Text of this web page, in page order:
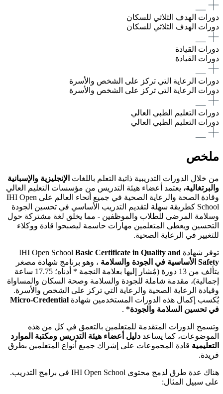
دورات الهدف الثلاثي للسكان
دورات الهدف الثلاثي للسكان
دورات القيادة
دورات القيادة
دورات الرعاية التي تركز على الشخص والأسرة
دورات الرعاية التي تركز على الشخص والأسرة
دورات التعليم الطبي العالي
دورات التعليم الطبي العالي
ملخص
من خلال الدورات التدريبية ذاتية التعلم باللغات الإنجليزية والإسبانية
والبرتغالية، يعتمد أعضاء هيئة التدريس من مؤسسات التعليم العالي
وقادة الصحة والرعاية الصحية في جميع أنحاء العالم على IHI Open
School كطريقة سهلة لتقديم التدريب الأساسي في تحسين الجودة
وسلامة المرضى للطلاب والموظفين - مما يخلق لغة مشتركة حول
التحسين ويعطي المتعلمين مهارات حاسمة ليصبحوا قادة ووكلاء
للتغيير في الرعاية الصحية.
توفر شهادة IHI Open School Basic Certificate in Quality and
Safety الأساسية في الجودة والسلامة
، وهو برنامج شهادة مصغر
يتألف من 13 دورة (مُشار إليها بعلامة النجمة * أدناه؛ 17.75 ساعة
إجمالية)، مقدمة شاملة للجودة والسلامة وصحة السكان والمساواة
وقيادة الرعاية الصحية والرعاية التي تركز على الشخص والأسرة.
يُكسب إكمال هذه الدورات المستخدمين شهادة Micro-Credential
في تحسين السلامة والجودة* .
وتسمح الدورات المتقدمة للمتعلمين بالتعمق في كل من هذه
الموضوعات، كما يساعد دليل أعضاء هيئة التدريس ومكتبة الموارد
التعليمية قادة المجموعات على إشراك جميع أنواع المتعلمين بطرق
فريدة.
هناك عدة طرق لدمج محتوى IHI Open School في برامج التدريب.
على سبيل المثال: